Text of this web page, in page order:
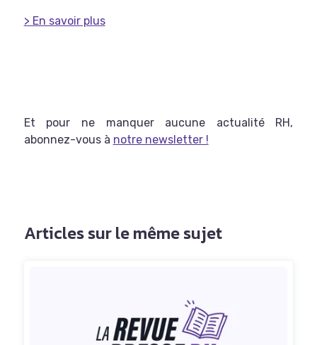
> En savoir plus
Et pour ne manquer
aucune actualité RH,
abonnez-vous à notre newsletter !
Articles sur le même sujet